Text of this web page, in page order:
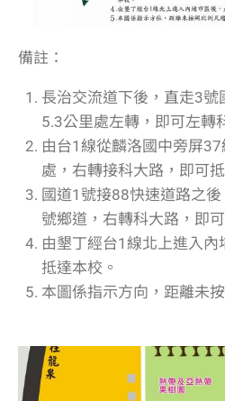
備註：
長治交流道下後，直走3號
5.3公里處左轉，即可左轉
由台1線從麟洛國中旁屏
處，右轉接科大路，即可
國道1號接88快速道路之
號鄉道，右轉科大路，即
由墾丁經台1線北上進入
抵達本校。
本圖係指示方向，距離未